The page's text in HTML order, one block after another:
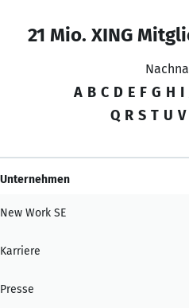
21 Mio. XING
A B C D E F G H I
Q R S T U V
Unternehmen
New Work SE
Karriere
Presse